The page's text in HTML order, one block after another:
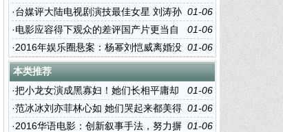
王？
01-06
·台媒评大陆电视剧演技最佳女星 刘涛孙
俪海清秦海璐上榜
01-06
·电影应容得下观众的差评国产片更当自
强
01-06
·2016年娱乐圈悬案：杨幂刘恺威离婚没
陈坤儿子没妈？
本类推荐
01-06
·把小龙女演成黑寡妇！她们长相平庸却
硬要演绝世美女
01-06
·范冰冰刘亦菲林心如 她们哭起来都美得
让人心疼
01-06
·2016华语电影：创新叙事手法，努力摒